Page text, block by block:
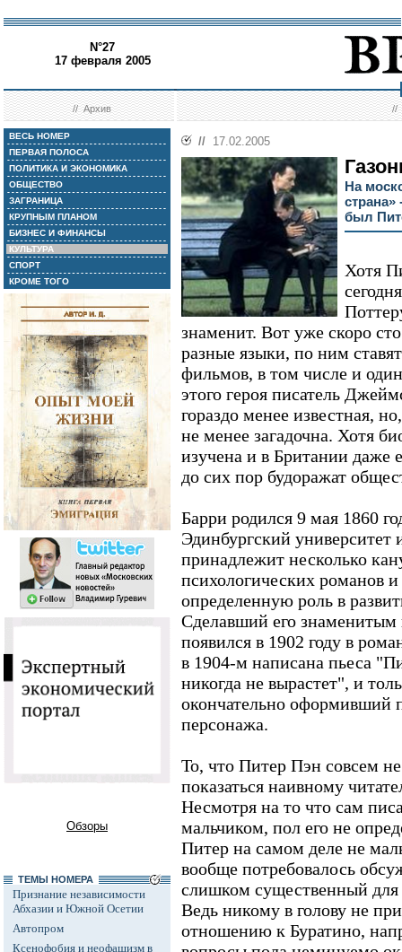
N°27
17 февраля 2005
//Архив //
ВЕСЬ НОМЕР
ПЕРВАЯ ПОЛОСА
ПОЛИТИКА И ЭКОНОМИКА
ОБЩЕСТВО
ЗАГРАНИЦА
КРУПНЫМ ПЛАНОМ
БИЗНЕС И ФИНАНСЫ
КУЛЬТУРА
СПОРТ
КРОМЕ ТОГО
Обзоры
ТЕМЫ НОМЕРА
Признание независимости
Абхазии и Южной Осетии
Автопром
Ксенофобия и неофашизм в
// 17.02.2005
На
был
Хотя
знаменит. Вот уже скоро
разные языки, по ним
фильмов, в том числе и
этого героя писатель
гораздо менее известная,
не менее загадочна. Хотя
изучена и в Британии даже
до сих пор будоражат
Барри родился 9 мая 1860
Эдинбургский университет
принадлежит несколько
психологических романов
определенную роль в
Сделавший его
появился в 1902 году в
в 1904-м написана пьеса
никогда не вырастет", и
окончательно оформивший
персонажа.
То, что Питер Пэн совсем
показаться наивному
Несмотря на то что сам
мальчиком, пол его не
Питер на самом деле не
вообще потребовалось
слишком существенный для
Ведь никому в голову не
отношению к Буратино,